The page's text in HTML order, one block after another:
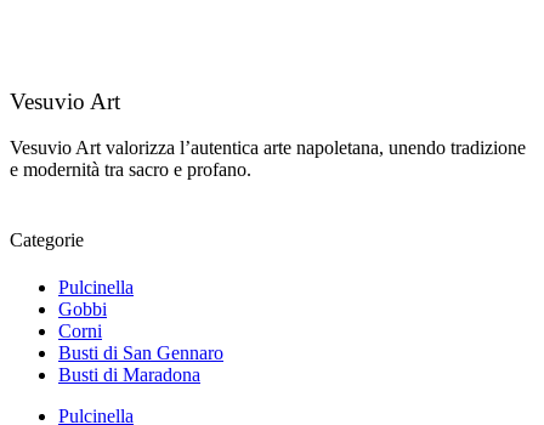
Vesuvio Art
Vesuvio Art valorizza l’autentica arte napoletana, unendo tradizione
e modernità tra sacro e profano.
Categorie
Pulcinella
Gobbi
Corni
Busti di San Gennaro
Busti di Maradona
Pulcinella